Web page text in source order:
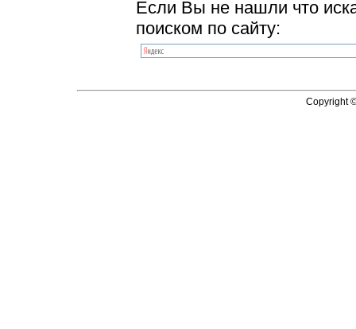
Если Вы не нашли что
поиском по сайту:
Copyright